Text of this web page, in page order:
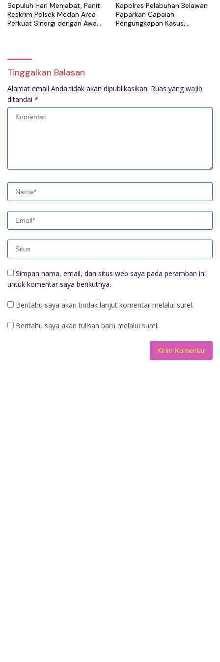
Sepuluh Hari Menjabat, Panit
Reskrim Polsek Medan Area
Perkuat Sinergi dengan Awak
Kapolres Pelabuhan Belawan
Paparkan Capaian
Pengungkapan Kasus,
Tinggalkan Balasan
Alamat email Anda tidak akan dipublikasikan. Ruas yang wajib
ditandai *
Simpan nama, email, dan situs web saya pada peramban ini
untuk komentar saya berikutnya.
Beritahu saya akan tindak lanjut komentar melalui surel.
Beritahu saya akan tulisan baru melalui surel.